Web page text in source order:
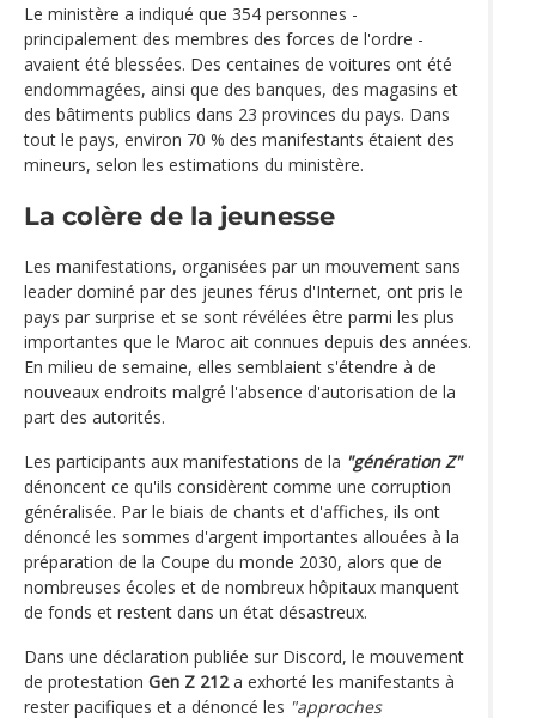
Le ministère a indiqué que 354 personnes -
principalement des membres des forces de l'ordre -
avaient été blessées. Des centaines de voitures ont été
endommagées, ainsi que des banques, des magasins et
des bâtiments publics dans 23 provinces du pays. Dans
tout le pays, environ 70 % des manifestants étaient des
mineurs, selon les estimations du ministère.
La colère de la jeunesse
Les manifestations, organisées par un mouvement sans
leader dominé par des jeunes férus d'Internet, ont pris le
pays par surprise et se sont révélées être parmi les plus
importantes que le Maroc ait connues depuis des années.
En milieu de semaine, elles semblaient s'étendre à de
nouveaux endroits malgré l'absence d'autorisation de la
part des autorités.
Les participants aux manifestations de la "génération Z"
dénoncent ce qu'ils considèrent comme une corruption
généralisée. Par le biais de chants et d'affiches, ils ont
dénoncé les sommes d'argent importantes allouées à la
préparation de la Coupe du monde 2030, alors que de
nombreuses écoles et de nombreux hôpitaux manquent
de fonds et restent dans un état désastreux.
Dans une déclaration publiée sur Discord, le mouvement
de protestation Gen Z 212a exhorté les manifestants à
rester pacifiques et a dénoncé les "approches